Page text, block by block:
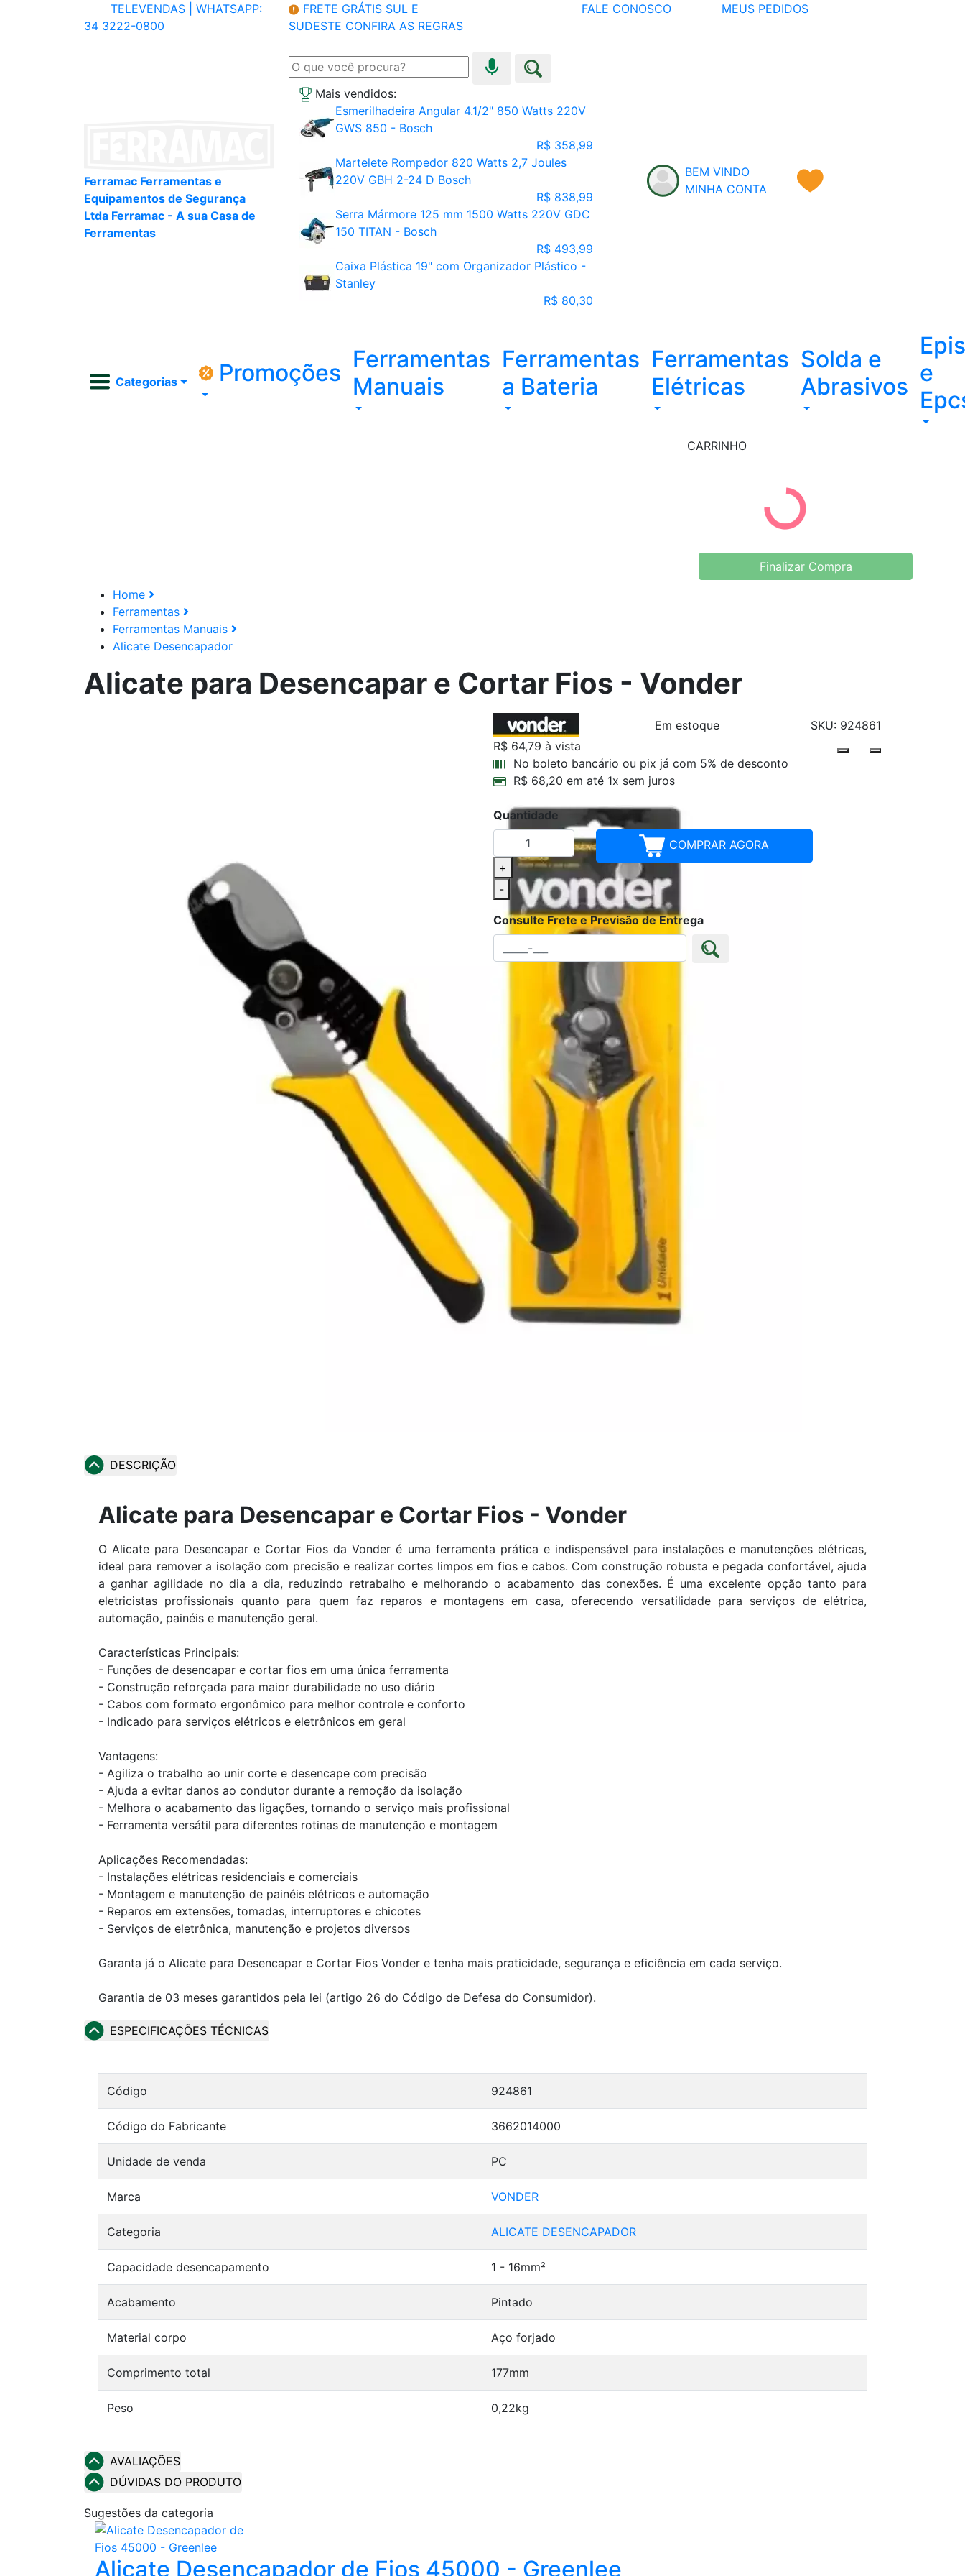
TELEVENDAS |
WHATSAPP:
34 3222-0800
FRETE GRÁTIS SUL E
SUDESTE CONFIRA AS REGRAS
FALE CONOSCO MEUS PEDIDOS
Ferramac Ferramentas e
Equipamentos de Segurança
Ltda Ferramac - A sua Casa de
Ferramentas
Mais vendidos:
Esmerilhadeira Angular 4.1/2" 850 Watts 220V
GWS 850 - Bosch
R$ 358,99
Martelete Rompedor 820 Watts 2,7 Joules
220V GBH 2-24 D Bosch
R$ 838,99
Serra Mármore 125 mm 1500 Watts 220V GDC
150 TITAN - Bosch
R$ 493,99
Caixa Plástica 19" com Organizador Plástico -
Stanley
R$ 80,30
BEM VINDO
MINHA CONTA
Categorias Promoções Ferramentas
Manuais
Ferramentas
a Bateria
Ferramentas
Elétricas
Solda e
Abrasivos
Epis
e
CARRINHO
Finalizar Compra
Home
Ferramentas
Ferramentas Manuais
Alicate Desencapador
Alicate para Desencapar e Cortar Fios - Vonder
Em estoque
SKU: 924861
R$ 64,79 à vista
No boleto bancário ou pix já com 5% de desconto
R$ 68,20 em até 1x sem juros
Quantidade
+
-
COMPRAR AGORA
Consulte Frete e Previsão de Entrega
DESCRIÇÃO
Alicate para Desencapar e Cortar Fios - Vonder
O Alicate para Desencapar e Cortar Fios da Vonder é uma ferramenta prática e indispensável para instalações e manutenções elétricas,
ideal para remover a isolação com precisão e realizar cortes limpos em fios e cabos. Com construção robusta e pegada confortável, ajuda
a ganhar agilidade no dia a dia, reduzindo retrabalho e melhorando o acabamento das conexões. É uma excelente opção tanto para
eletricistas profissionais quanto para quem faz reparos e montagens em casa, oferecendo versatilidade para serviços de elétrica,
automação, painéis e manutenção geral.
Características Principais:
- Funções de desencapar e cortar fios em uma única ferramenta
- Construção reforçada para maior durabilidade no uso diário
- Cabos com formato ergonômico para melhor controle e conforto
- Indicado para serviços elétricos e eletrônicos em geral
Vantagens:
- Agiliza o trabalho ao unir corte e desencape com precisão
- Ajuda a evitar danos ao condutor durante a remoção da isolação
- Melhora o acabamento das ligações, tornando o serviço mais profissional
- Ferramenta versátil para diferentes rotinas de manutenção e montagem
Aplicações Recomendadas:
- Instalações elétricas residenciais e comerciais
- Montagem e manutenção de painéis elétricos e automação
- Reparos em extensões, tomadas, interruptores e chicotes
- Serviços de eletrônica, manutenção e projetos diversos
Garanta já o Alicate para Desencapar e Cortar Fios Vonder e tenha mais praticidade, segurança e eficiência em cada serviço.
Garantia de 03 meses garantidos pela lei (artigo 26 do Código de Defesa do Consumidor).
ESPECIFICAÇÕES TÉCNICAS
Código 924861
Código do Fabricante 3662014000
Unidade de venda PC
Marca VONDER
Categoria ALICATE DESENCAPADOR
Capacidade desencapamento 1 - 16mm²
Acabamento Pintado
Material corpo Aço forjado
Comprimento total 177mm
Peso 0,22kg
AVALIAÇÕES
DÚVIDAS DO PRODUTO
Sugestões da categoria
Alicate Desencapador de Fios 45000 - Greenlee